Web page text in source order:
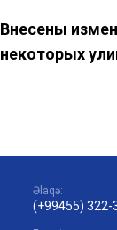
Внесены
некоторых
Əlaqə:
(+99455) 322-